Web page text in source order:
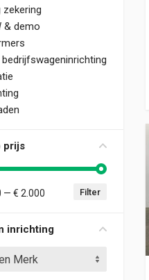
zekering
& demo
prijs
Filter
— € 2.000
inrichting
Merk